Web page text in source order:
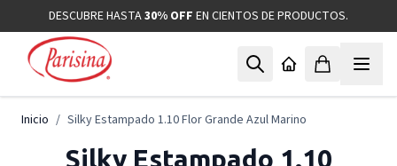
Ir al contenidoDESCUBRE HASTA30% OFF EN CIENTOS DE PRODUCTOS.
Inicio / Silky Estampado 1.10 Flor Grande Azul Marino
Silky Estampado 1.10